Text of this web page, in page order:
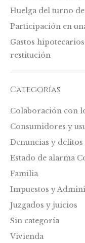
Huelga del turno
Participación en
Gastos
restitución
Categorías
Colaboración con
Consumidores y
Denuncias y delitos
Estado de alarma
Familia
Impuestos y
Juzgados y juicios
Sin categoría
Vivienda